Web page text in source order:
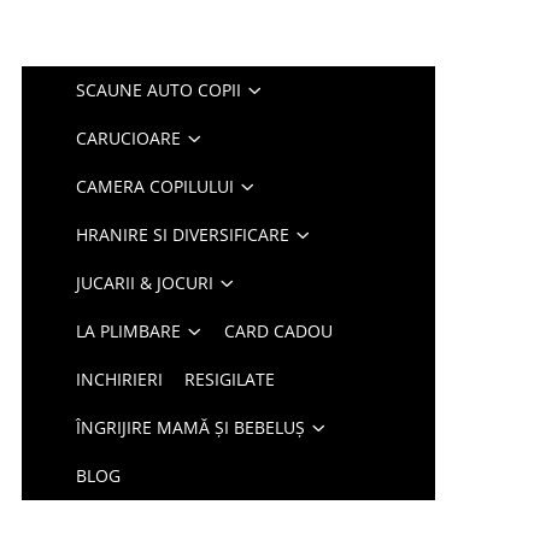
SCAUNE AUTO COPII
CARUCIOARE
CAMERA COPILULUI
HRANIRE SI DIVERSIFICARE
JUCARII & JOCURI
LA PLIMBARE CARD CADOU
INCHIRIERI RESIGILATE
ÎNGRIJIRE MAMĂ ȘI BEBELUȘ
BLOG